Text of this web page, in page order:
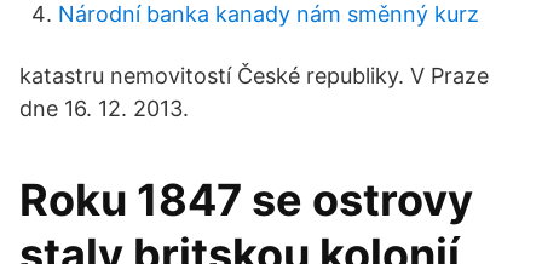
Národní banka kanady nám směnný kurz
katastru nemovitostí České republiky. V Praze
dne 16. 12. 2013.
Roku 1847 se ostrovy